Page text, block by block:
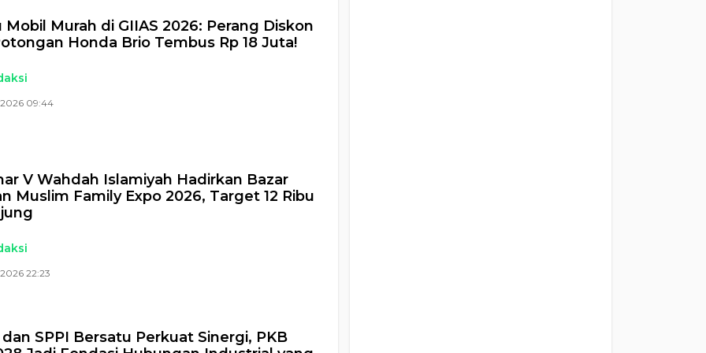
Mobil Murah di GIIAS 2026: Perang Diskon
Honda Brio Tembus Rp 18 Juta!
09:44
V Wahdah Islamiyah Hadirkan Bazar
Muslim Family Expo 2026, Target 12 Ribu
22:23
SPPI Bersatu Perkuat Sinergi, PKB